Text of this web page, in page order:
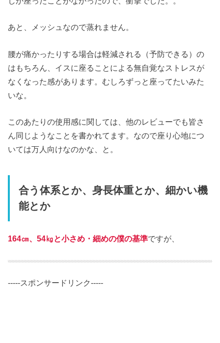
あと、メッシュなので蒸れません。
腰が痛かったりする場合は軽減される（予防できる）の
はもちろん、イスに座ることによる無自覚なストレスが
なくなった感があります。むしろずっと座ってたいみた
いな。
このあたりの使用感に関しては、他のレビューでも皆さ
ん同じようなことを書かれてます。なので座り心地につ
いては万人向けなのかな、と。
合う体系とか、身長体重とか、細かい機
能とか
164㎝、54㎏と小さめ・細めの僕の基準ですが、
-----スポンサードリンク-----